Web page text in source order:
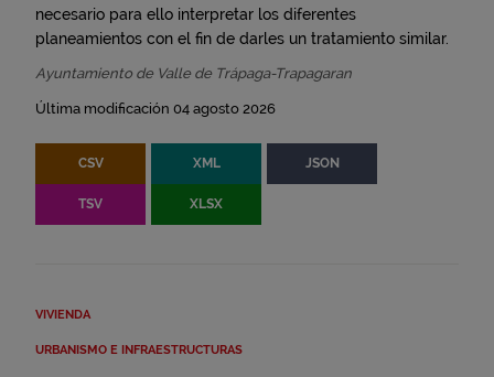
necesario para ello interpretar los diferentes
planeamientos con el fin de darles un tratamiento similar.
Ayuntamiento de Valle de Trápaga-Trapagaran
Última modificación 04 agosto 2026
CSV XML JSON
TSV XLSX
VIVIENDA
URBANISMO E INFRAESTRUCTURAS